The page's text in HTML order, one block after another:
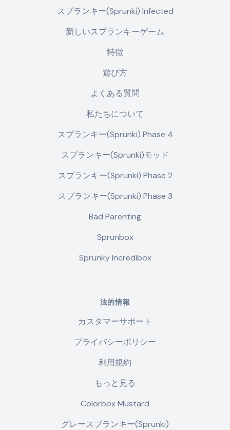
スプランキー(Sprunki) Infected
新しいスプランキーゲーム
特徴
遊び方
よくある質問
私たちについて
スプランキー(Sprunki) Phase 4
スプランキー(Sprunki)モッド
スプランキー(Sprunki) Phase 2
スプランキー(Sprunki) Phase 3
Bad Parenting
Sprunbox
Sprunky Incredibox
法的情報
カスタマーサポート
プライバシーポリシー
利用規約
もっと見る
Colorbox Mustard
グレースプランキー(Sprunki)